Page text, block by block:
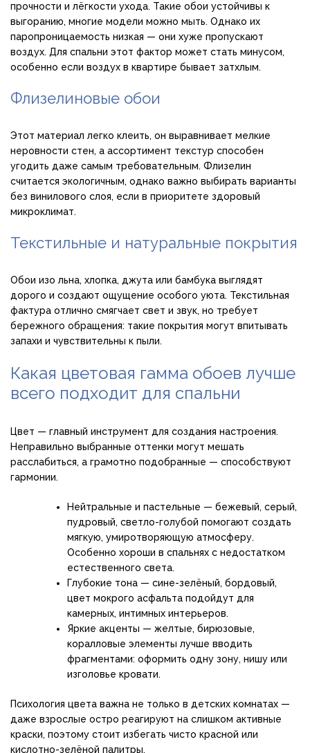
прочности и лёгкости ухода. Такие обои устойчивы к
выгоранию, многие модели можно мыть. Однако их
паропроницаемость низкая — они хуже пропускают
воздух. Для спальни этот фактор может стать минусом,
особенно если воздух в квартире бывает затхлым.
Флизелиновые обои
Этот материал легко клеить, он выравнивает мелкие
неровности стен, а ассортимент текстур способен
угодить даже самым требовательным. Флизелин
считается экологичным, однако важно выбирать варианты
без винилового слоя, если в приоритете здоровый
микроклимат.
Текстильные и натуральные покрытия
Обои изо льна, хлопка, джута или бамбука выглядят
дорого и создают ощущение особого уюта. Текстильная
фактура отлично смягчает свет и звук, но требует
бережного обращения: такие покрытия могут впитывать
запахи и чувствительны к пыли.
Какая цветовая гамма обоев лучше
всего подходит для спальни
Цвет — главный инструмент для создания настроения.
Неправильно выбранные оттенки могут мешать
расслабиться, а грамотно подобранные — способствуют
гармонии.
Нейтральные и пастельные — бежевый, серый,
пудровый, светло-голубой помогают создать
мягкую, умиротворяющую атмосферу.
Особенно хороши в спальнях с недостатком
естественного света.
Глубокие тона — сине-зелёный, бордовый,
цвет мокрого асфальта подойдут для
камерных, интимных интерьеров.
Яркие акценты — желтые, бирюзовые,
коралловые элементы лучше вводить
фрагментами: оформить одну зону, нишу или
изголовье кровати.
Психология цвета важна не только в детских комнатах —
даже взрослые остро реагируют на слишком активные
краски, поэтому стоит избегать чисто красной или
кислотно-зелёной палитры.